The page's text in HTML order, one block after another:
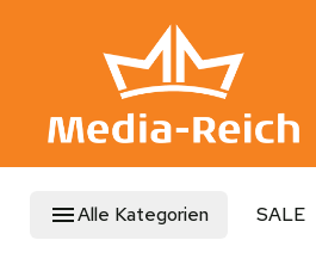
Alle Kategorien SALE